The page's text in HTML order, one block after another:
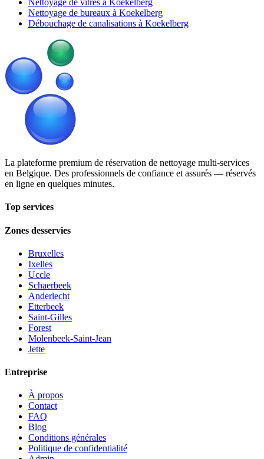
Nettoyage de vitres à Koekelberg
Nettoyage de bureaux à Koekelberg
Débouchage de canalisations à Koekelberg
La plateforme premium de réservation de nettoyage multi-services
en Belgique. Des professionnels de confiance et assurés — réservés
en ligne en quelques minutes.
Top services
Zones desservies
Bruxelles
Ixelles
Uccle
Schaerbeek
Anderlecht
Etterbeek
Saint-Gilles
Forest
Molenbeek-Saint-Jean
Jette
Entreprise
À propos
Contact
FAQ
Blog
Conditions générales
Politique de confidentialité